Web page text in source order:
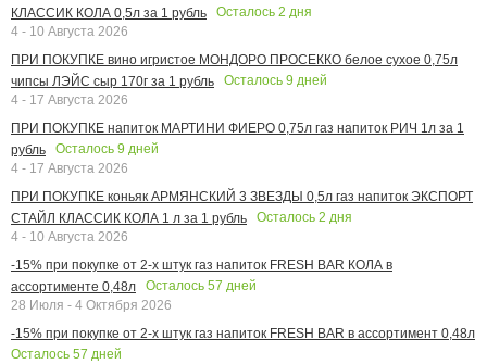
КЛАССИК КОЛА 0,5л за 1 рубль
Осталось 2 дня
4 - 10 Августа 2026
ПРИ ПОКУПКЕ вино игристое МОНДОРО ПРОСЕККО белое сухое 0,75л
чипсы ЛЭЙС сыр 170г за 1 рубль
Осталось 9 дней
4 - 17 Августа 2026
ПРИ ПОКУПКЕ напиток МАРТИНИ ФИЕРО 0,75л газ напиток РИЧ 1л за 1
рубль
Осталось 9 дней
4 - 17 Августа 2026
ПРИ ПОКУПКЕ коньяк АРМЯНСКИЙ 3 ЗВЕЗДЫ 0,5л газ напиток ЭКСПОРТ
СТАЙЛ КЛАССИК КОЛА 1 л за 1 рубль
Осталось 2 дня
4 - 10 Августа 2026
-15% при покупке от 2-х штук газ напиток FRESH BAR КОЛА в
ассортименте 0,48л
Осталось 57 дней
28 Июля - 4 Октября 2026
-15% при покупке от 2-х штук газ напиток FRESH BAR в ассортимент 0,48л
Осталось 57 дней